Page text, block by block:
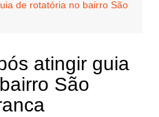
de rotatória no bairro São
atingir guia
São